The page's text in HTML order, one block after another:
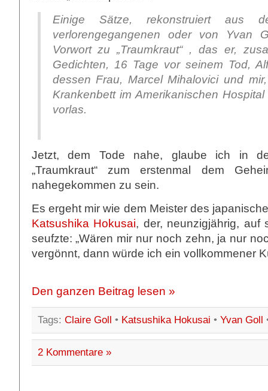
Einige Sätze, rekonstruiert aus
verlorengegangenen oder von Yvan
Vorwort zu „Traumkraut“ , das er,
Gedichten, 16 Tage vor seinem Tod,
dessen Frau, Marcel Mihalovici und
Krankenbett im Amerikanischen
vorlas.
Jetzt, dem Tode nahe, glaube ich in
„Traumkraut“ zum erstenmal dem
nahegekommen zu sein.
Es ergeht mir wie dem Meister des
Katsushika Hokusai, der, neunzigjährig, auf
seufzte: „Wären mir nur noch zehn, ja nur
vergönnt, dann würde ich ein vollkommener
Den ganzen Beitrag lesen »
Tags: Claire Goll • Katsushika Hokusai • Yvan Goll
2 Kommentare »